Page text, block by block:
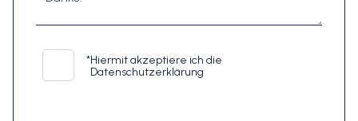
*Hiermit akzeptiere ich die
Datenschutzerklärung